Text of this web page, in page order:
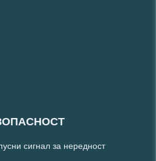
сигнал за нередност